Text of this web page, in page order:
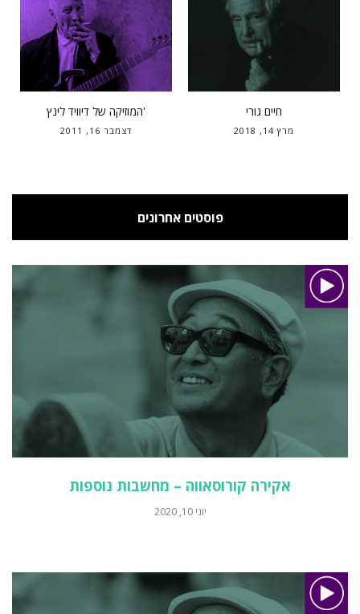
דצמבר 16, 2011
חיים גורי
מרץ 14, 2018
פוסטים אחרונים
אקירה קורוסאווה – מחשבות נוספות
יוני 10, 2020